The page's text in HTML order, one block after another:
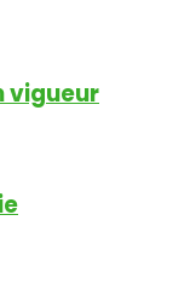
vigueur